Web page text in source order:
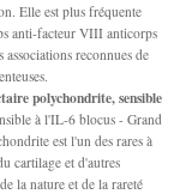
Elle est plus fréquente
anti-facteur VIII anticorps
reconnues de
polychondrite, sensible
à l'IL-6 blocus - Grand
est l'un des rares à
cartilage et d'autres
la nature et de la rareté